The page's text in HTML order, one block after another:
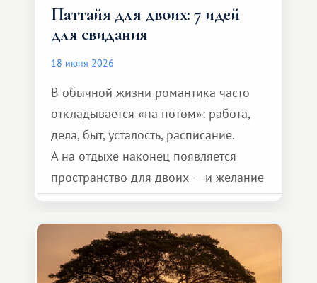
Паттайя для двоих: 7 идей
для свидания
18 июня 2026
В обычной жизни романтика часто
откладывается «на потом»: работа,
дела, быт, усталость, расписание.
А на отдыхе наконец появляется
пространство для двоих — и желание
сделать для близкого человека что-то
особенное. Не обязательно
масштабное, но тёплое
и запоминающееся :)